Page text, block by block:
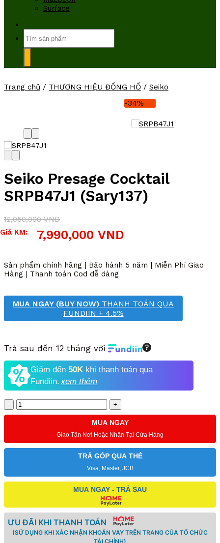
Surface
kiếm:
Trang chủ / THƯƠNG HIỆU ĐỒNG HỒ / Seiko
-34%
Seiko Presage Cocktail
SRPB47J1 (Sary137)
12,050,000VND
Giá
7,990,000 VND
Giá
7,990,000 VND.
Giá KM:
Sản phẩm chính hãng | Bảo hành 5 năm | Miễn Phí Giao
Hàng | Thanh toán Cod dễ dàng
MUA NGAY (BUY NOW) THANH TOÁN QUA
FUNDIIN + 4.5%
Trả sau đến 12 tháng với
Giảm đến 50K khi thanh toán qua
Fundiin.xem thêm
Số
lượng
MUA NGAY
Giao Tận Nơi Hoặc Nhận Tại Cửa Hàng
TRẢ GÓP QUA THẺ
Visa, Master, JCB
MUA NGAY - TRẢ SAU
ƯU ĐÃI KHI THANH TOÁN
(SỬ DỤNG KHI XÁC NHẬN KHOẢN VAY TRÊN TRANG CỦA TỔ CHỨC
TÀI CHÍNH)